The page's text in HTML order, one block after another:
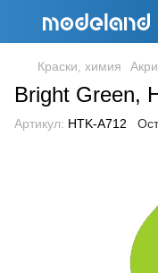
Краски, химия
Bright Green,
Артикул: HTK-A712